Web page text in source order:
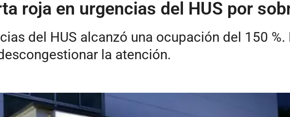
roja en urgencias del HUS por
del HUS alcanzó una ocupación del 150
la atención.